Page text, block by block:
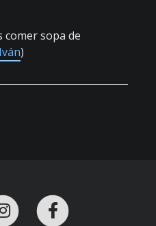
comer sopa de
Iván)
en Telegram
Instagram